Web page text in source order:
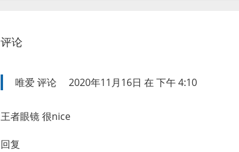
评论
唯爱 评论 2020年11月16日 在 下午 4:10
王者眼镜 很nice
回复